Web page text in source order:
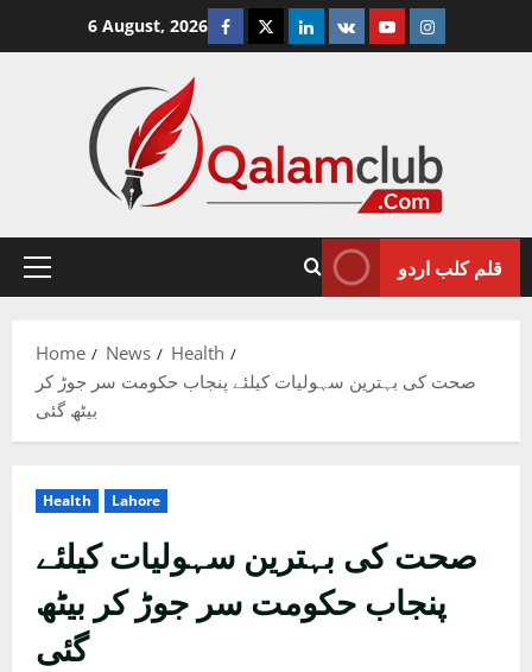
6 August, 2026 Facebook
TwitterLinkedin
VK YoutubeInstagram
Primary
قلم کلب اردو
Home News
Health
صحت کی بہترین سہولیات کیلئے پنجاب حکومت سر جوڑ کر
بیٹھ گئی
Health Lahore
صحت کی بہترین سہولیات کیلئے
پنجاب حکومت سر جوڑ کر بیٹھ
گئی